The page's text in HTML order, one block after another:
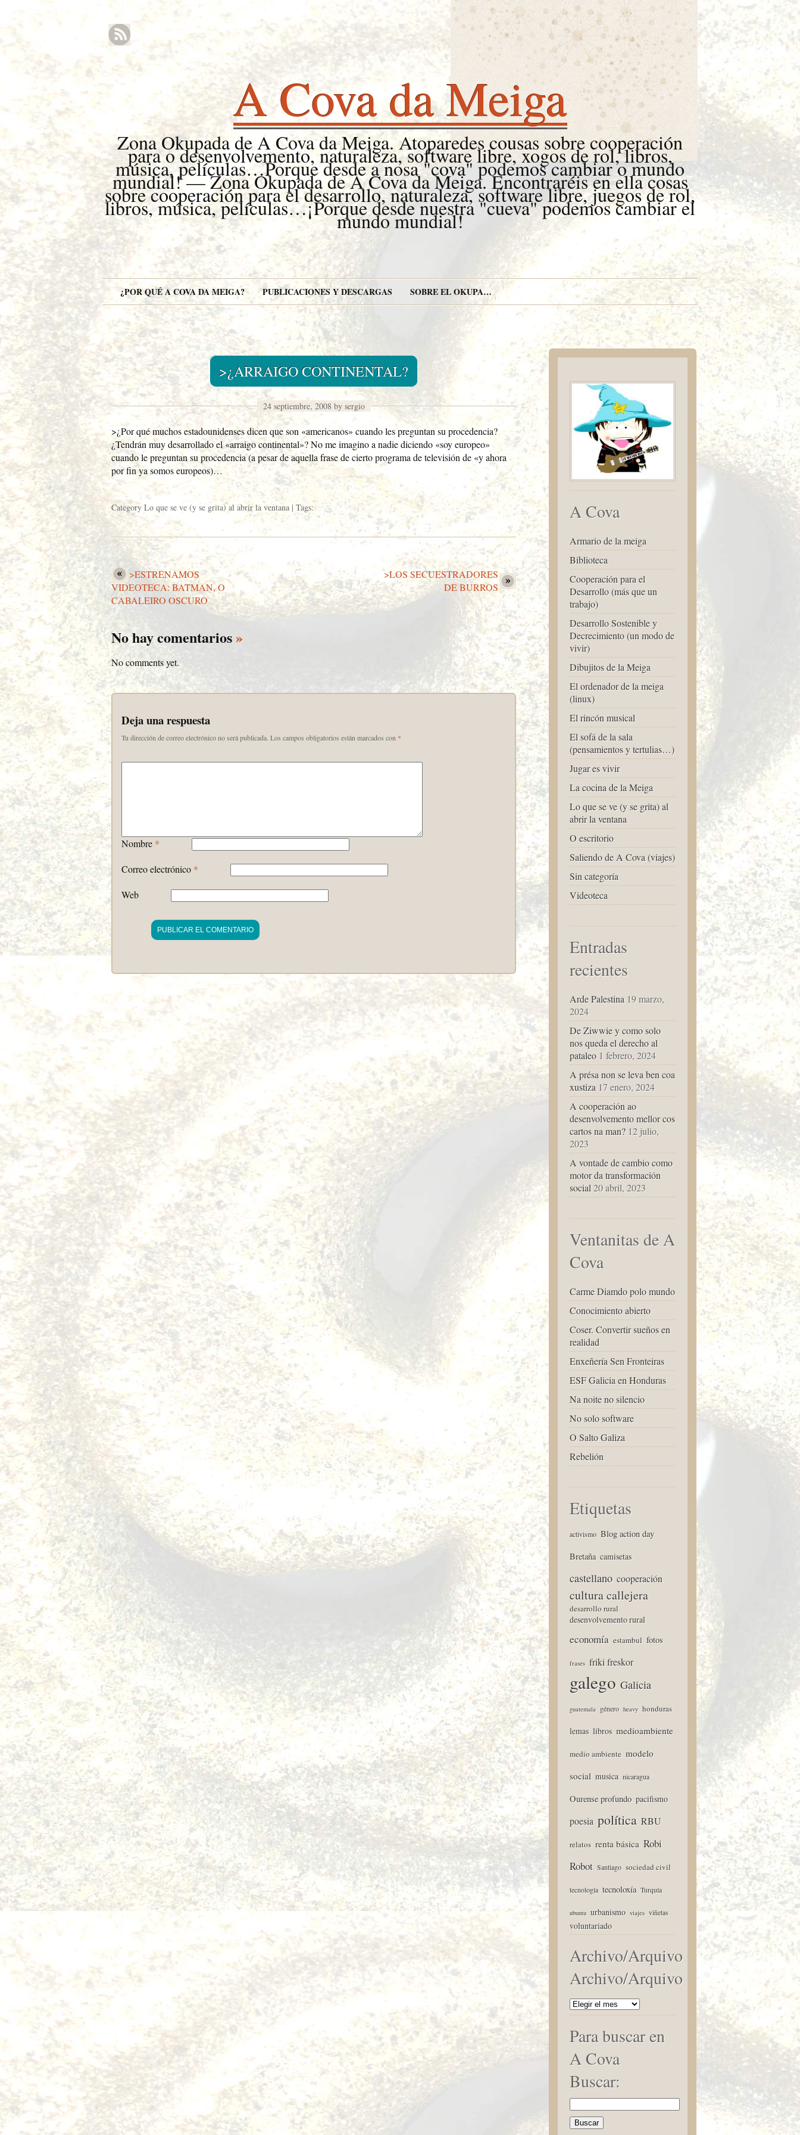
A Cova da Meiga
Zona Okupada de A Cova da Meiga. Atoparedes cousas sobre cooperación
para o desenvolvemento, naturaleza, software libre, xogos de rol, libros,
música, películas…Porque desde a nosa "cova" podemos cambiar o mundo
mundial! — Zona Okupada de A Cova da Meiga. Encontraréis en ella cosas
sobre cooperación para el desarrollo, naturaleza, software libre, juegos de rol,
libros, música, películas…¡Porque desde nuestra "cueva" podemos cambiar el
mundo mundial!
¿POR QUÉ A COVA DA MEIGA? PUBLICACIONES Y DESCARGAS SOBRE EL OKUPA…
>¿ARRAIGO CONTINENTAL?
24 septiembre, 2008 by sergio
>¿Por qué muchos estadounidenses dicen que son «americanos» cuando les preguntan su procedencia?
¿Tendrán muy desarrollado el «arraigo continental»? No me imagino a nadie diciendo «soy europeo»
cuando le preguntan su procedencia (a pesar de aquella frase de cierto programa de televisión de «y ahora
por fin ya somos europeos)…
Category Lo que se ve (y se grita) al abrir la ventana | Tags:
>ESTRENAMOS
VIDEOTECA: BATMAN, O
CABALEIRO OSCURO
>LOS SECUESTRADORES
DE BURROS
No hay comentarios»
No comments yet.
Deja una respuesta
Tu dirección de correo electrónico no será publicada. Los campos obligatorios están marcados con *
Nombre *
Correo electrónico *
Web
A Cova
Armario de la meiga
Biblioteca
Cooperación para el
Desarrollo (más que un
trabajo)
Desarrollo Sostenible y
Decrecimiento (un modo de
vivir)
Dibujitos de la Meiga
El ordenador de la meiga
(linux)
El rincón musical
El sofá de la sala
(pensamientos y tertulias…)
Jugar es vivir
La cocina de la Meiga
Lo que se ve (y se grita) al
abrir la ventana
O escritorio
Saliendo de A Cova (viajes)
Sin categoría
Videoteca
Entradas
recientes
Arde Palestina 19 marzo,
2024
De Ziwwie y como solo
nos queda el derecho al
pataleo 1 febrero, 2024
A présa non se leva ben coa
xustiza 17 enero, 2024
A cooperación ao
desenvolvemento mellor cos
cartos na man? 12 julio,
2023
A vontade de cambio como
motor da transformación
social20 abril, 2023
Ventanitas de A
Cova
Carme Diamdo polo mundo
Conocimiento abierto
Coser. Convertir sueños en
realidad
Enxeñería Sen Fronteiras
ESF Galicia en Honduras
Na noite no silencio
No solo software
O Salto Galiza
Rebelión
Etiquetas
activismo Blog action day
Bretaña camisetas
castellano cooperación
cultura callejera
desarrollo rural
desenvolvemento rural
economía estambul fotos
frases friki freskor
galego Galicia
guatemala género heavy honduras
lemas libros medioambiente
medio ambiente modelo
social musica nicaragua
Ourense profundo pacifismo
poesia política RBU
relatos renta básica Robi
Robot Santiago sociedad civil
tecnología tecnoloxía Turquía
ubuntu urbanismo viajes viñetas
voluntariado
Archivo/Arquivo
Archivo/Arquivo
Para buscar en
A Cova
Buscar: